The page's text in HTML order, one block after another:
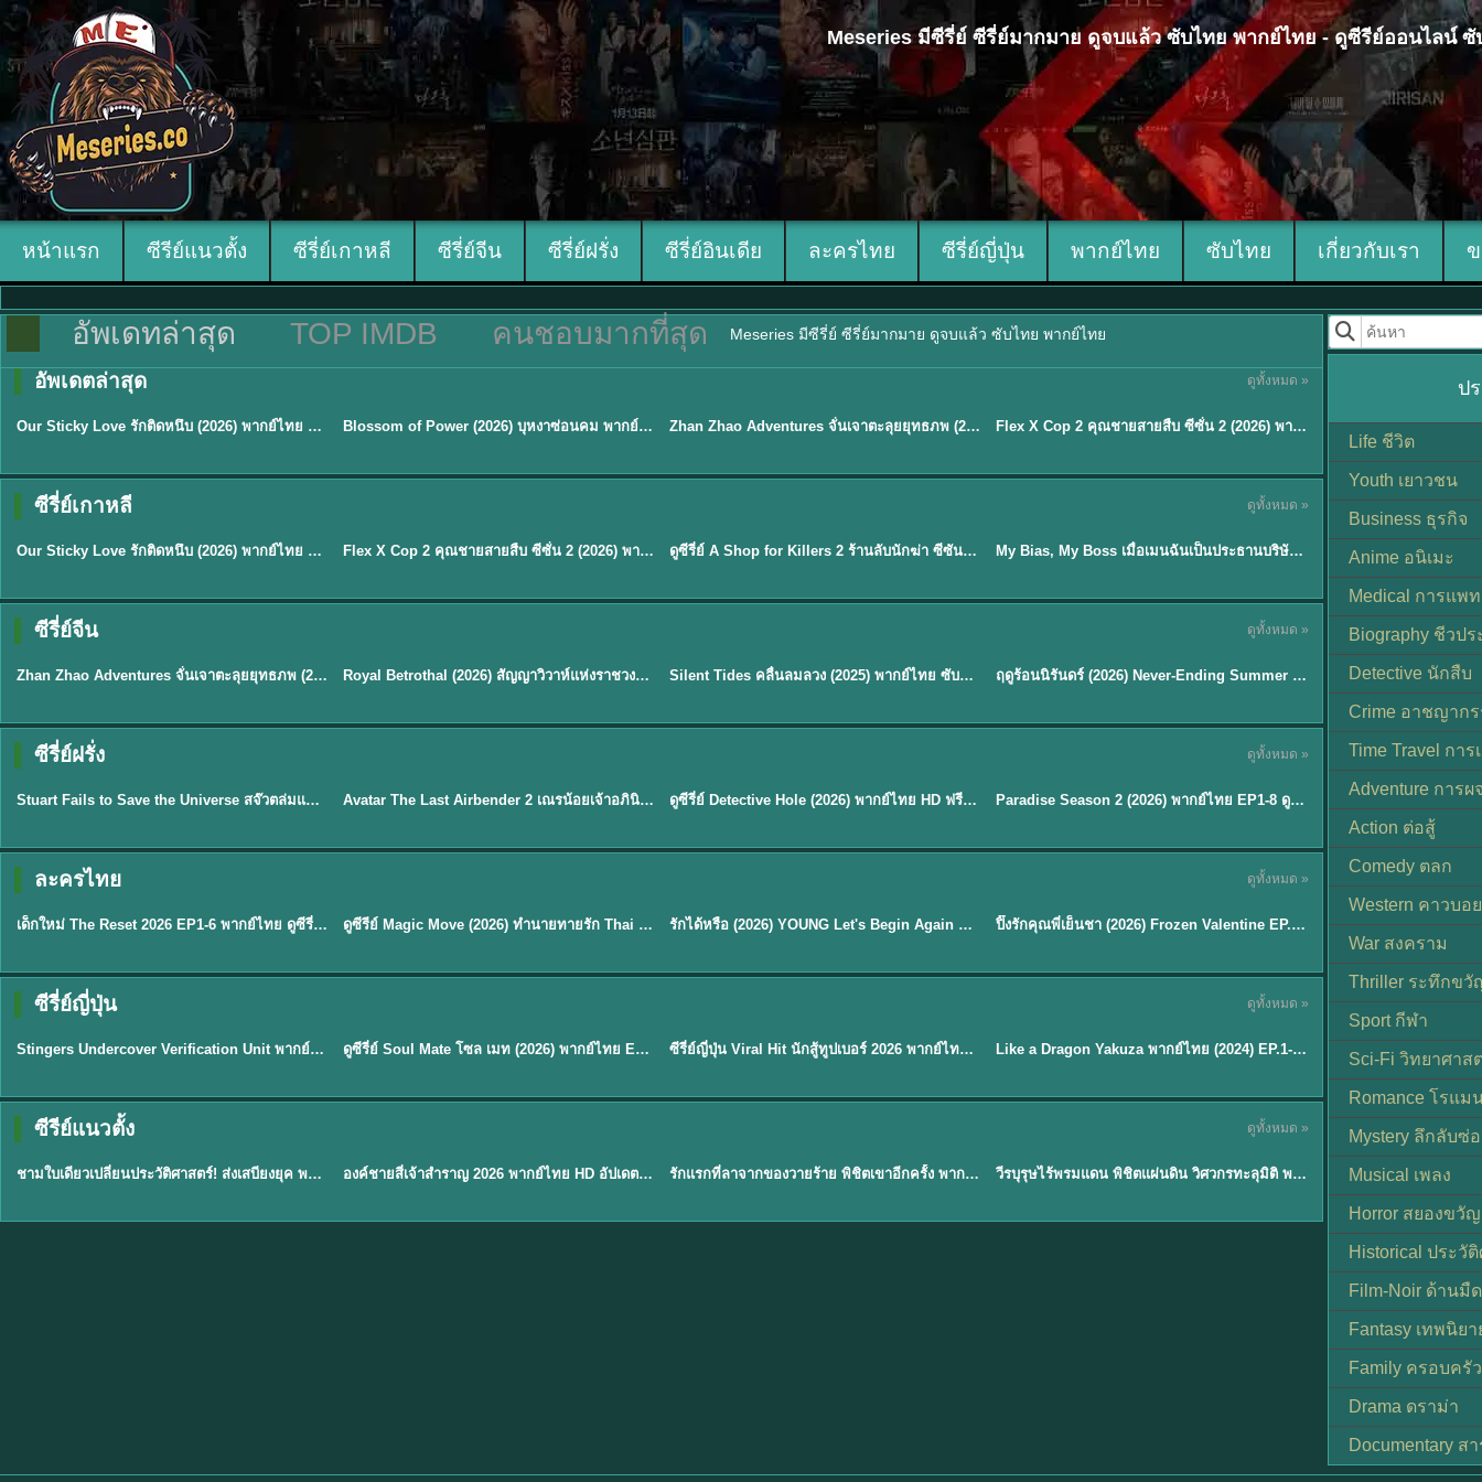
Meseries มีซีรี่ย์ ซีรี่ย์มากมาย ดูจบแล้ว ซับไทย พากย์ไทย - ดูซีรีย์ออนไลน์
หน้าแรก ซีรีย์แนวตั้ง ซีรี่ย์เกาหลี ซีรี่ย์จีน ซีรี่ย์ฝรั่ง ซีรี่ย์อินเดีย ละครไทย ซีรี่ย์ญี่ปุ่น พากย์ไทย ซับไทย เกี่ยวกับเรา
อัพเดทล่าสุด TOP IMDB คนชอบมากที่สุด Meseries มีซีรี่ย์ ซีรี่ย์มากมาย ดูจบแล้ว ซับไทย พากย์ไทย
อัพเดตล่าสุด ดูทั้งหมด »
★6
ซับไทย
Our Sticky Love รักติดหนึบ (2026) พากย์ไทย ซับไทย EP.1-12 Blossom of Power (2026) บุหงาซ่อนคม พากย์ไทย ซับไทย EP1-36 ★5 Zhan Zhao Adventures จั่นเจาตะลุยยุทธภพ (2026) พากย์ไทย ซับไทย EP.1-37 (จบ) ★8 Flex X Cop 2 คุณชายสายสืบ ซีซั่น 2 (2026) พากย์ไทย ซับไทย EP.1-14
ซีรี่ย์เกาหลี ดูทั้งหมด »
★6
ซับไทย
Our Sticky Love รักติดหนึบ (2026) พากย์ไทย ซับไทย EP.1-12 ★8 Flex X Cop 2 คุณชายสายสืบ ซีซั่น 2 (2026) พากย์ไทย ซับไทย EP.1-14 ★8 EP.16ดูซีรี่ย์ A Shop for Killers 2 ร้านลับนักฆ่า ซีซัน 2 (2026) ซับไทย-พากย์ไทย My Bias, My Boss เมื่อเมนฉันเป็นประธานบริษัท (2026) พากย์ไทย ซับไทย EP.1-12
ซีรี่ย์จีน ดูทั้งหมด »
★5
พากย์ไทย
Zhan Zhao Adventures จั่นเจาตะลุยยุทธภพ (2026) พากย์ไทย ซับไทย EP.1-37 (จบ) ★9 Royal Betrothal (2026) สัญญาวิวาห์แห่งราชวงศ์ พากย์ไทย ซับไทย EP1-32 ★9.5 Silent Tides คลื่นลมลวง (2025) พากย์ไทย ซับไทย EP.1-31 ★8.8 ฤดูร้อนนิรันดร์ (2026) Never-Ending Summer พากย์ไทย EP.1-29
ซีรี่ย์ฝรั่ง ดูทั้งหมด »
★9.3
พากย์ไทย
Stuart Fails to Save the Universe สจ๊วตล่มแผนกู้จักรวาล (2026) พากย์ไทย ซับไทย EP.1-10 ★7.8 EP.7Avatar The Last Airbender 2 เณรน้อยเจ้าอภินิหาร พากย์ไทย EP.9ดูซีรี่ย์ Detective Hole (2026) พากย์ไทย HD ฟรี อัปเดตล่าสุด Netflix EP.8Paradise Season 2 (2026) พากย์ไทย EP1-8 ดูซีรี่ย์ฝรั่ง HD ครบทุกตอน
ละครไทย ดูทั้งหมด »
★ 8 EP.6
พากย์ไทย
เด็กใหม่ The Reset 2026 EP1-6 พากย์ไทย ดูซีรี่ย์ Netflix ล่าสุด HD ดูซีรีย์ Magic Move (2026) ทำนายทายรัก Thai EP.1-10 HD รักได้หรือ (2026) YOUNG Let's Begin Again พากย์ไทย EP.1-19 ★8 ปิ๊งรักคุณพี่เย็นชา (2026) Frozen Valentine EP.1-10 (จบ)
ซีรี่ย์ญี่ปุ่น ดูทั้งหมด »
EP.11
พากย์ไทย
Stingers Undercover Verification Unit พากย์ไทย EP1-11 HD ฟรี ★8 EP.8ดูซีรี่ย์ Soul Mate โซล เมท (2026) พากย์ไทย EP.1-8 (จบ) ★7.9 EP.6ซีรี่ย์ญี่ปุ่น Viral Hit นักสู้ทูปเบอร์ 2026 พากย์ไทย EP.1-6 ★7 EP.6Like a Dragon Yakuza พากย์ไทย (2024) EP.1-6 (จบ)
ซีรีย์แนวตั้ง ดูทั้งหมด »
EP.1
พากย์ไทย
ชามใบเดียวเปลี่ยนประวัติศาสตร์! ส่งเสบียงยุค พากย์ไทย EP.1องค์ชายสี่เจ้าสำราญ 2026 พากย์ไทย HD อัปเดตล่าสุด ดูออนไลน์ EP.1รักแรกที่ลาจากของวายร้าย พิชิตเขาอีกครั้ง พากย์ไทย EP.1วีรบุรุษไร้พรมแดน พิชิตแผ่นดิน วิศวกรทะลุมิติ พลิกแผ่นดิน
ป
Life ชีวิต
Youth เยาวชน
Business ธุรกิจ
Anime อนิเมะ
Medical การแพ
Biography ชีวปร
Detective นักสืบ
Crime อาชญาก
Time Travel กา
Adventure การ
Action ต่อสู้
Comedy ตลก
Western คาวบอ
War สงคราม
Thriller ระทึกขวั
Sport กีฬา
Sci-Fi วิทยาศาส
Romance โรแม
Mystery ลึกลับซ่
Musical เพลง
Horror สยองขวัญ
Historical ประวั
Film-Noir ด้านมื
Fantasy เทพนิยา
Family ครอบครัว
Drama ดราม่า
Documentary ส